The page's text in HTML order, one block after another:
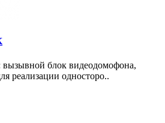
вызывной блок видеодомофона,
реализации односторо..